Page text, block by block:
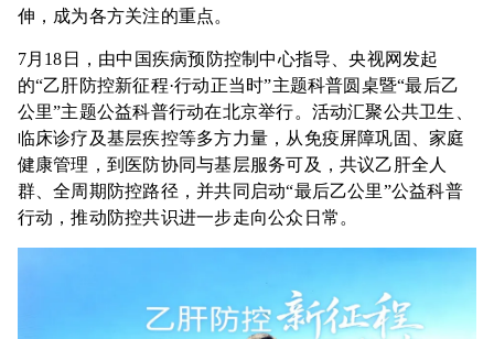
伸，成为各方关注的重点。
7月18日，由中国疾病预防控制中心指导、央视网发起
的“乙肝防控新征程·行动正当时”主题科普圆桌暨“最后乙
公里”主题公益科普行动在北京举行。活动汇聚公共卫生、
临床诊疗及基层疾控等多方力量，从免疫屏障巩固、家庭
健康管理，到医防协同与基层服务可及，共议乙肝全人
群、全周期防控路径，并共同启动“最后乙公里”公益科普
行动，推动防控共识进一步走向公众日常。